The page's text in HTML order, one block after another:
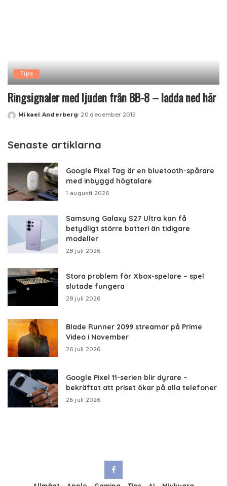
Tips
Ringsignaler med ljuden från BB-8 – ladda ned här
Posted
Mikael Anderberg 20 december 2015
Senaste artiklarna
Google Pixel Tag är en bluetooth-spårare
med inbyggd högtalare
1 augusti 2026
Samsung Galaxy S27 Ultra kan få
betydligt större batteri än tidigare
modeller
28 juli 2026
Stora problem för Xbox-spelare – spel
slutade fungera
28 juli 2026
Blade Runner 2099 streamar på Prime
Video i November
26 juli 2026
Google Pixel 11-serien blir dyrare –
bekräftat att priset ökar på alla telefoner
26 juli 2026